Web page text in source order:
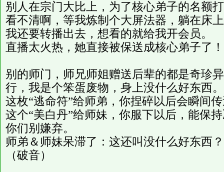
别人在宗门大比上，为了核心弟子的名额
看不清啊，等我炼制个大屏法器，躺在床
我还要转播出去，想看的就给我开会员。
直播太火热，她直接被保送成核心弟子了！
别的师门，师兄师姐赠送后辈的都是奇珍
行，我是个笨蛋废物，身上没什么好东西。
这枚“逃命符”给师弟，你捏碎以后会瞬间
这个“美白丹”给师妹，你服下以后，能保
你们别嫌弃。
师弟＆师妹呆滞了：这还叫没什么好东西
（破音）